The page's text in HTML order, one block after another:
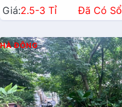
Giá:2.5-3 Tỉ Đã Có Sổ
HÀ ĐÔNG